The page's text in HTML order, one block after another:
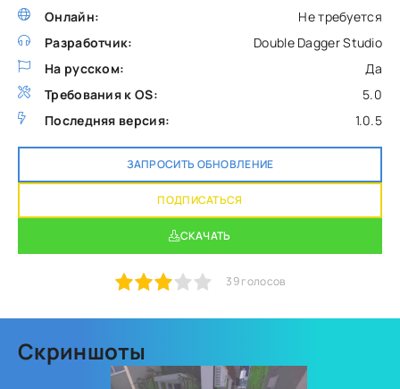
Онлайн:
Не требуется
Разработчик:
Double Dagger Studio
На русском:
Да
Требования к OS:
5.0
Последняя версия:
1.0.5
СКАЧАТЬ
ЗАПРОСИТЬ ОБНОВЛЕНИЕ
ПОДПИСАТЬСЯ
39голосов
Скриншоты